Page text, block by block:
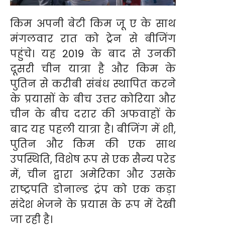
किम अपनी बेटी किम जू ए के साथ
मंगलवार रात को ट्रेन से बीजिंग
पहुंचे। यह 2019 के बाद से उनकी
दूसरी चीन यात्रा है और किम के
पुतिन से करीबी संबंध स्थापित करने
के प्रयासों के बीच उत्तर कोरिया और
चीन के बीच दरार की अफवाहों के
बाद यह पहली यात्रा है। बीजिंग में शी,
पुतिन और किम की एक साथ
उपस्थिति, विशेष रूप से एक सैन्य परेड
में, चीन द्वारा अमेरिका और उसके
राष्ट्रपति डोनाल्ड ट्रंप को एक कड़ा
संदेश भेजने के प्रयास के रूप में देखी
जा रही है।